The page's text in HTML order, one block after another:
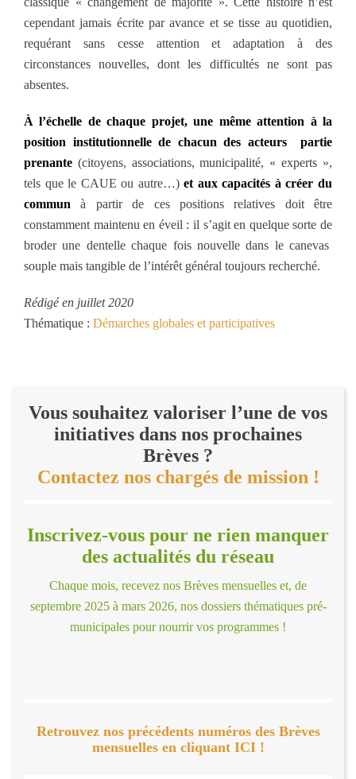
cependant jamais écrite par avance et se tisse au quotidien,
requérant sans cesse attention et adaptation à des
circonstances nouvelles, dont les difficultés ne sont pas
absentes.
À l’échelle de chaque projet, une même attention à la
position institutionnelle de chacun des acteurs partie
prenante (citoyens, associations, municipalité, « experts »,
tels que le CAUE ou autre…)et aux capacités à créer du
commun à partir de ces positions relatives doit être
constamment maintenu en éveil : il s’agit en quelque sorte de
broder une dentelle chaque fois nouvelle dans le canevas
souple mais tangible de l’intérêt général toujours recherché.
Rédigé en juillet 2020
Thématique : Démarches globales et participatives
Vous souhaitez valoriser l’une de vos
initiatives dans nos prochaines
Brèves ?
Contactez nos chargés de mission !
Inscrivez-vous pour ne rien manquer
des actualités du réseau
Chaque mois, recevez nos Brèves mensuelles et, de
septembre 2025 à mars 2026, nos dossiers thématiques pré-
municipales pour nourrir vos programmes !
Retrouvez nos précédents numéros des Brèves
mensuelles en cliquant ICI !